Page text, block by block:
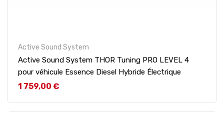
Active Sound System
Active Sound System THOR Tuning PRO LEVEL 4
pour véhicule Essence Diesel Hybride Électrique
Prix
1 759,00 €